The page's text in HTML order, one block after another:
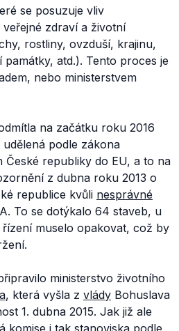
se posuzuje vliv
zdraví a životní
rostliny, ovzduší, krajinu,
atd.). Tento proces je
nebo ministerstvem
na začátku roku 2016
podle zákona
České republiky do EU, a to na
z dubna roku 2013 o
republice kvůli nesprávné
To se dotýkalo 64 staveb, u
muselo opakovat, což by
ministerstvo životního
, která vyšla z vlády Bohuslava
1. dubna 2015. Jak již ale
komise i tak stanoviska podle